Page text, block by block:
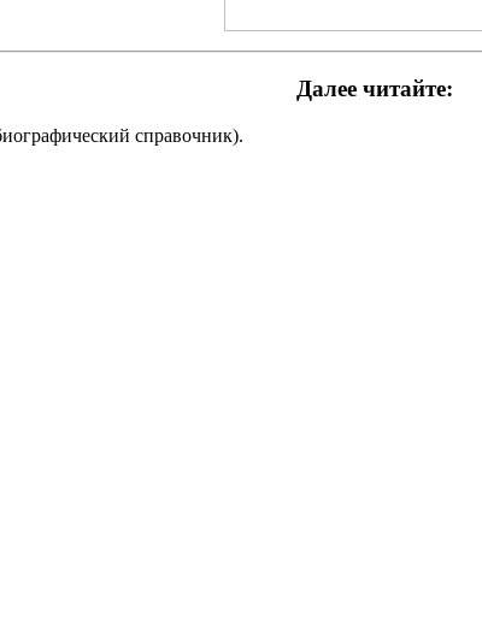
Далее читайте:
справочник).